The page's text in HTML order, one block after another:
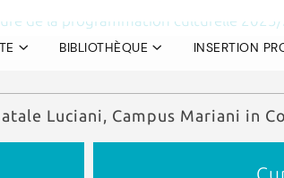
BIBLIOTHÈQUE INSERTION
de la programmation culturelle
Luciani, Campus Mariani in